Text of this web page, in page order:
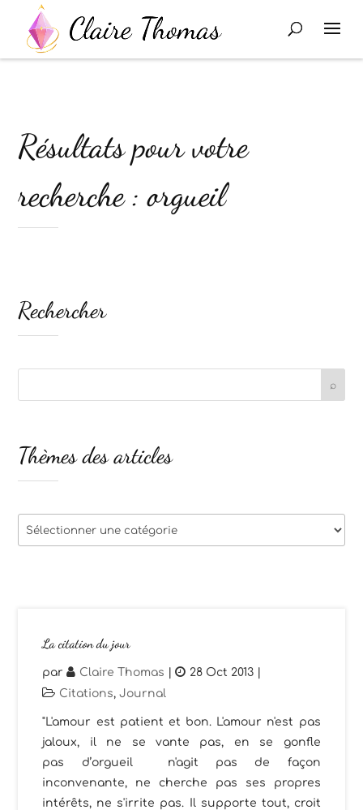
Résultats pour votre
recherche : orgueil
La citation du jour
par Claire Thomas | 28 Oct 2013
Citations,Journal
"L'amour est patient et bon. L'amour n'est pas
jaloux, il ne se vante pas, en se gonfle
pas d’orgueil n'agit pas de façon
inconvenante, ne cherche pas ses propres
intérêts, ne s'irrite pas. Il supporte tout, croit
Rechercher
Thèmes des articles
Thèmes
des